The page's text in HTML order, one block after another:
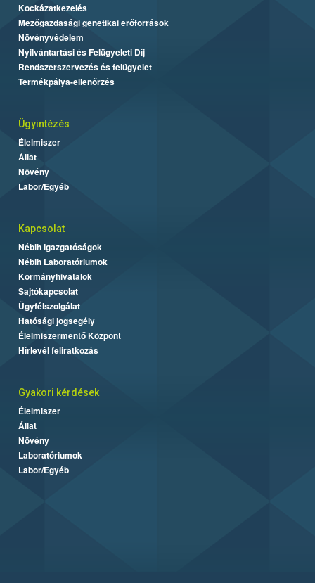
Kockázatkezelés
Mezőgazdasági genetikai erőforrások
Növényvédelem
Nyilvántartási és Felügyeleti Díj
Rendszerszervezés és felügyelet
Termékpálya-ellenőrzés
Ügyintézés
Élelmiszer
Állat
Növény
Labor/Egyéb
Kapcsolat
Nébih Igazgatóságok
Nébih Laboratóriumok
Kormányhivatalok
Sajtókapcsolat
Ügyfélszolgálat
Hatósági jogsegély
Élelmiszermentő Központ
Hírlevél feliratkozás
Gyakori kérdések
Élelmiszer
Állat
Növény
Laboratóriumok
Labor/Egyéb